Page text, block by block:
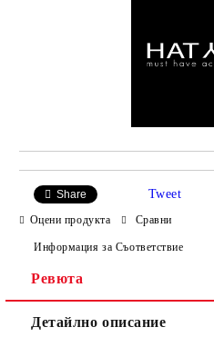
Share Tweet
Оцени продукта Сравни
Информация за Съответствие
Ревюта
Детайлно описание